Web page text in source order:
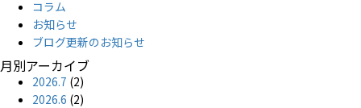
を
コラム
お知らせ
ブログ更新のお知らせ
月別アーカイブ
2026.7 (2)
2026.6 (2)